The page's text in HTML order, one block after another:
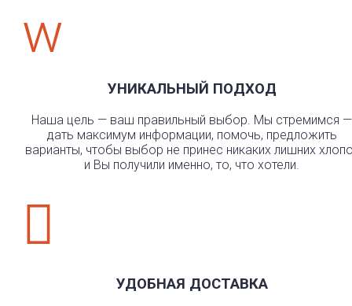
w
УНИКАЛЬНЫЙ ПОДХОД
Наша цель — ваш правильный выбор. Мы стремимся —
дать максимум информации, помочь, предложить
варианты, чтобы выбор не принес никаких лишних
и Вы получили именно, то, что хотели.

УДОБНАЯ ДОСТАВКА